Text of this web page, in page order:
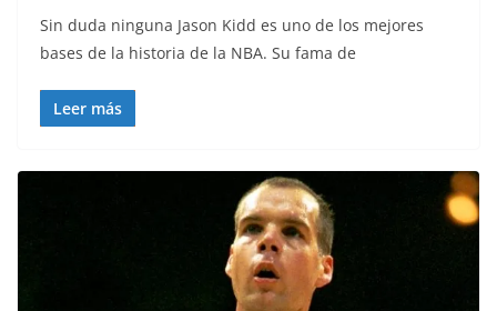
Sin duda ninguna Jason Kidd es uno de los mejores
bases de la historia de la NBA. Su fama de
Leer más